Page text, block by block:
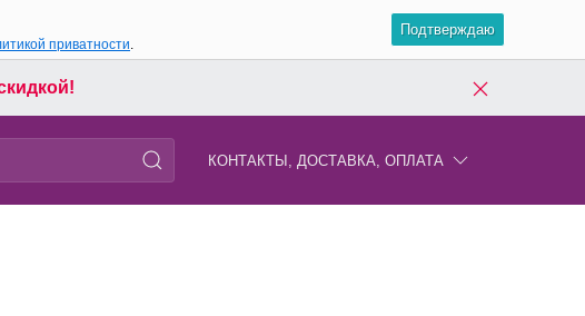
приватности.
Подтверждаю
КОНТАКТЫ, ДОСТАВКА, ОПЛАТА